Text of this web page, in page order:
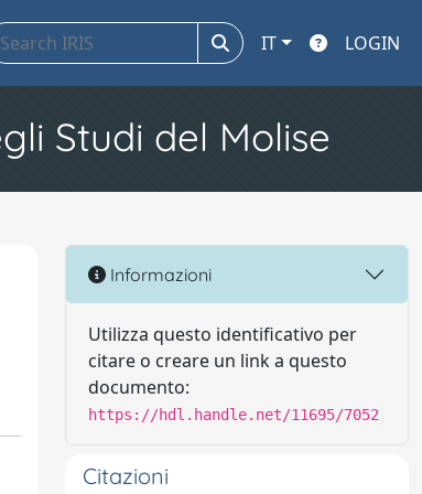
IT LOGIN
Studi del Molise
Informazioni
Utilizza questo identificativo per
citare o creare un link a questo
documento:
https://hdl.handle.net/11695/7052
Citazioni